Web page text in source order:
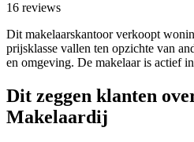
16 reviews
Dit makelaarskantoor verkoopt
prijsklasse vallen ten opzichte van
en omgeving. De makelaar is actief
Dit zeggen klanten
Makelaardij